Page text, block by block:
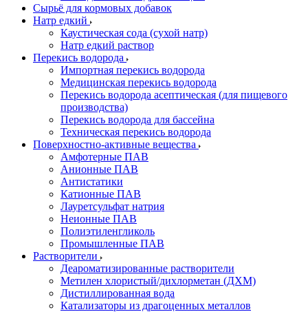
Сырьё для кормовых добавок
Натр едкий
Каустическая сода (сухой натр)
Натр едкий раствор
Перекись водорода
Импортная перекись водорода
Медицинская перекись водорода
Перекись водорода асептическая (для пищевого
производства)
Перекись водорода для бассейна
Техническая перекись водорода
Поверхностно-активные вещества
Амфотерные ПАВ
Анионные ПАВ
Антистатики
Катионные ПАВ
Лауретсульфат натрия
Неионные ПАВ
Полиэтиленгликоль
Промышленные ПАВ
Растворители
Деароматизированные растворители
Метилен хлористый/дихлорметан (ДХМ)
Дистиллированная вода
Катализаторы из драгоценных металлов